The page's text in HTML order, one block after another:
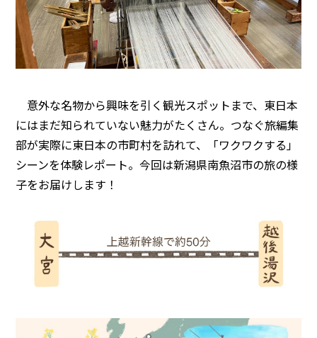
意外な名物から興味を引く観光スポットまで、東日本
にはまだ知られていない魅力がたくさん。つなぐ旅編集
部が実際に東日本の市町村を訪れて、「ワクワクする」
シーンを体験レポート。今回は新潟県南魚沼市の旅の様
子をお届けします！